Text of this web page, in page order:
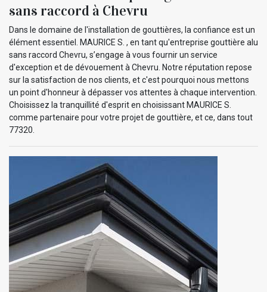
sans raccord à Chevru
Dans le domaine de l'installation de gouttières, la confiance est un
élément essentiel. MAURICE S. , en tant qu'entreprise gouttière alu
sans raccord Chevru, s’engage à vous fournir un service
d'exception et de dévouement à Chevru. Notre réputation repose
sur la satisfaction de nos clients, et c'est pourquoi nous mettons
un point d'honneur à dépasser vos attentes à chaque intervention.
Choisissez la tranquillité d'esprit en choisissant MAURICE S.
comme partenaire pour votre projet de gouttière, et ce, dans tout
77320.